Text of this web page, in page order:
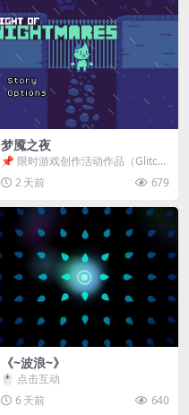
梦魇之夜
📌 限时游戏创作活动作品（Glitch
Game Jam） 📖 故事背景 怪物四...
2 天前 679
《~波浪~》
🖱️ 点击互动
6 天前
640